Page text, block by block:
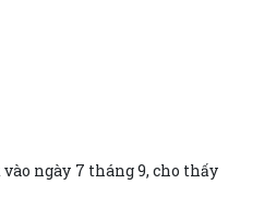
ngày 7 tháng 9, cho thấy